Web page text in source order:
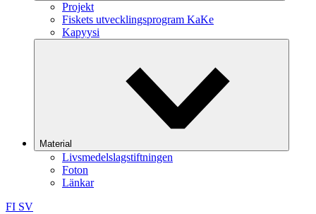
Projekt
Fiskets utvecklingsprogram KaKe
Kapyysi
Material
Livsmedelslagstiftningen
Foton
Länkar
FI SV